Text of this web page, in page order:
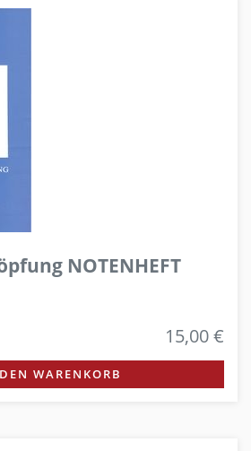
NOTENHEFT
15,00 €
WARENKORB